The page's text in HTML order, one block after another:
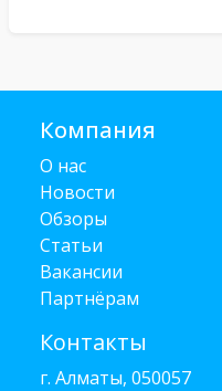
Компания
О нас
Новости
Обзоры
Статьи
Вакансии
Партнёрам
Контакты
г. Алматы, 050057